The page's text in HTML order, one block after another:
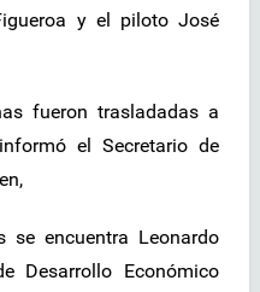
y el piloto José
fueron trasladadas a
el Secretario de
se encuentra Leonardo
Desarrollo Económico